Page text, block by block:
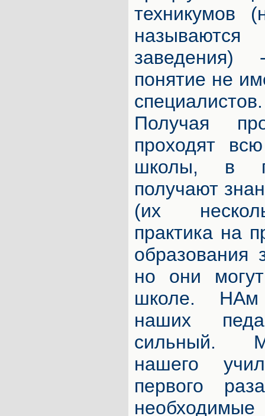
техникумов
понятие не
Получая
проходят
школы, в
получают
(их
практика на
образования
но они
школе. НАм
наших
сильный.
нашего
первого